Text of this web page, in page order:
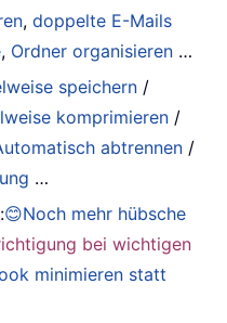
,doppelte E-Mails
, Ordner organisieren …
speichern /
komprimieren /
abtrennen /
…
:😊Noch mehr hübsche
bei wichtigen
minimieren statt